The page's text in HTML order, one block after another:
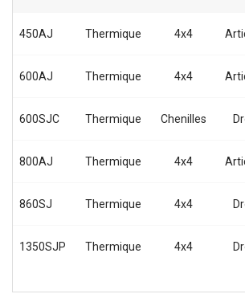
450AJ Thermique 4x4
600AJ Thermique 4x4
600SJC Thermique Chenilles
800AJ Thermique 4x4
860SJ Thermique 4x4
1350SJP Thermique 4x4